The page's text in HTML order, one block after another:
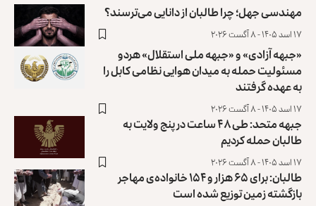
مهندسی جهل؛ چرا طالبان از دانایی می‌ترسند؟
۱۷ اسد ۱۴۰۵ - ۸ آگست ۲۰۲۶
«جبهه آزادی» و «جبهه ملی استقلال» هردو
مسئولیت حمله به میدان هوایی نظامی کابل را
به عهده گرفتند
۱۷ اسد ۱۴۰۵ - ۸ آگست ۲۰۲۶
جبهه متحد: طی ۴۸ ساعت در پنج ولایت به
طالبان حمله کردیم
۱۷ اسد ۱۴۰۵ - ۸ آگست ۲۰۲۶
طالبان: برای ۶۵ هزار و ۱۵۴ خانواده‌ی مهاجر
بازگشته زمین توزیع ‏شده است